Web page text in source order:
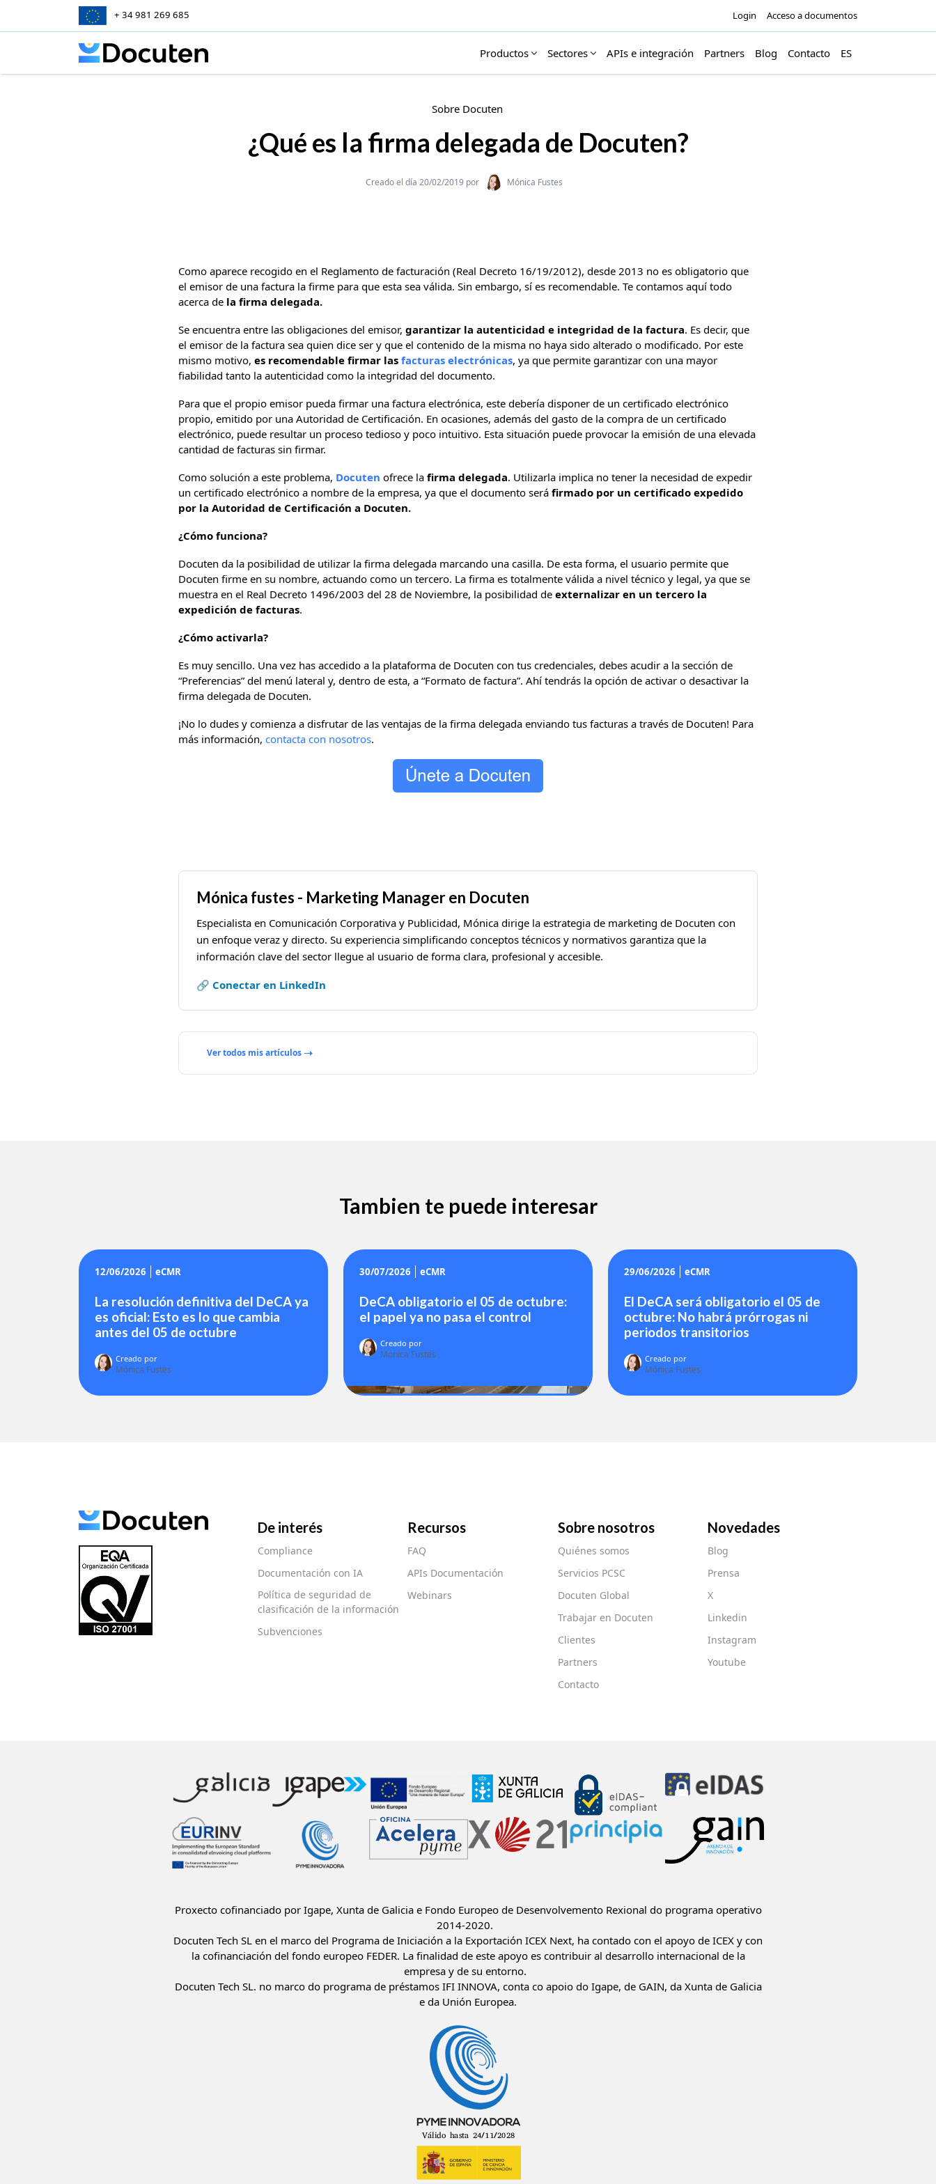
+ 34 981 269 685 Login Acceso a documentos
Skip to content
Productos Sectores APIs e integración Partners Blog Contacto ES
Sobre Docuten
¿Qué es la firma delegada de Docuten?
Categories
Creado el día 20/02/2019 por Mónica Fustes
Como aparece recogido en el Reglamento de facturación (Real Decreto 16/19/2012), desde 2013 no es obligatorio que
el emisor de una factura la firme para que esta sea válida. Sin embargo, sí es recomendable. Te contamos aquí todo
acerca dela firma delegada.
Se encuentra entre las obligaciones del emisor, garantizar la autenticidad e integridad de la factura. Es decir, que
el emisor de la factura sea quien dice ser y que el contenido de la misma no haya sido alterado o modificado. Por este
mismo motivo, es recomendable firmar las facturas electrónicas, ya que permite garantizar con una mayor
fiabilidad tanto la autenticidad como la integridad del documento.
Para que el propio emisor pueda firmar una factura electrónica, este debería disponer de un certificado electrónico
propio, emitido por una Autoridad de Certificación. En ocasiones, además del gasto de la compra de un certificado
electrónico, puede resultar un proceso tedioso y poco intuitivo. Esta situación puede provocar la emisión de una elevada
cantidad de facturas sin firmar.
Como solución a este problema, Docuten ofrece la firma delegada. Utilizarla implica no tener la necesidad de expedir
un certificado electrónico a nombre de la empresa, ya que el documento será firmado por un certificado expedido
por la Autoridad de Certificación a Docuten.
¿Cómo funciona?
Docuten da la posibilidad de utilizar la firma delegada marcando una casilla. De esta forma, el usuario permite que
Docuten firme en su nombre, actuando como un tercero. La firma es totalmente válida a nivel técnico y legal, ya que se
muestra en el Real Decreto 1496/2003 del 28 de Noviembre, la posibilidad de externalizar en un tercero la
expedición de facturas.
¿Cómo activarla?
Es muy sencillo. Una vez has accedido a la plataforma de Docuten con tus credenciales, debes acudir a la sección de
“Preferencias” del menú lateral y, dentro de esta, a “Formato de factura”. Ahí tendrás la opción de activar o desactivar la
firma delegada de Docuten.
¡No lo dudes y comienza a disfrutar de las ventajas de la firma delegada enviando tus facturas a través de Docuten! Para
más información, contacta con nosotros.
Mónica fustes - Marketing Manager en Docuten
Especialista en Comunicación Corporativa y Publicidad, Mónica dirige la estrategia de marketing de Docuten con
un enfoque veraz y directo. Su experiencia simplificando conceptos técnicos y normativos garantiza que la
información clave del sector llegue al usuario de forma clara, profesional y accesible.
🔗 Conectar en LinkedIn
Ver todos mis artículos
Tambien te puede interesar
12/06/2026 eCMR
La resolución definitiva del DeCA ya
es oficial: Esto es lo que cambia
antes del 05 de octubre
Creado por
Mónica Fustes
30/07/2026 eCMR
DeCA obligatorio el 05 de octubre:
el papel ya no pasa el control
Creado por
Mónica Fustes
29/06/2026 eCMR
El DeCA será obligatorio el 05 de
octubre: No habrá prórrogas ni
periodos transitorios
Creado por
Mónica Fustes
De interés
Compliance
Documentación con IA
Política de seguridad de
clasificación de la información
Subvenciones
Recursos
FAQ
APIs Documentación
Webinars
Sobre nosotros
Quiénes somos
Servicios PCSC
Docuten Global
Trabajar en Docuten
Clientes
Partners
Contacto
Novedades
Blog
Prensa
X
Linkedin
Instagram
Youtube
Proxecto cofinanciado por Igape, Xunta de Galicia e Fondo Europeo de Desenvolvemento Rexional do programa operativo
2014-2020.
Docuten Tech SL en el marco del Programa de Iniciación a la Exportación ICEX Next, ha contado con el apoyo de ICEX y con
la cofinanciación del fondo europeo FEDER. La finalidad de este apoyo es contribuir al desarrollo internacional de la
empresa y de su entorno.
Docuten Tech SL. no marco do programa de préstamos IFI INNOVA, conta co apoio do Igape, de GAIN, da Xunta de Galicia
e da Unión Europea.